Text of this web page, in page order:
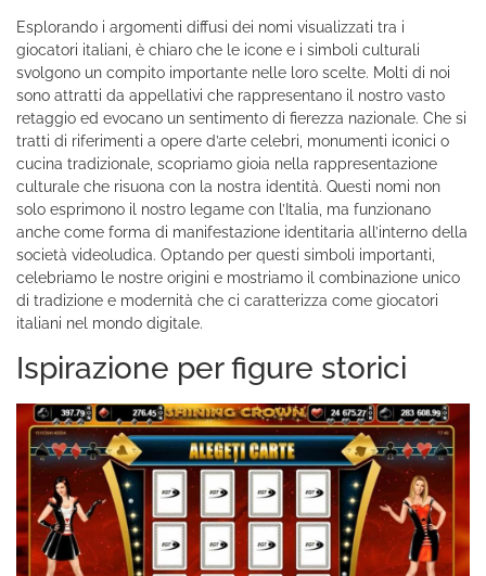
Esplorando i argomenti diffusi dei nomi visualizzati tra i
giocatori italiani, è chiaro che le icone e i simboli culturali
svolgono un compito importante nelle loro scelte. Molti di noi
sono attratti da appellativi che rappresentano il nostro vasto
retaggio ed evocano un sentimento di fierezza nazionale. Che si
tratti di riferimenti a opere d’arte celebri, monumenti iconici o
cucina tradizionale, scopriamo gioia nella rappresentazione
culturale che risuona con la nostra identità. Questi nomi non
solo esprimono il nostro legame con l’Italia, ma funzionano
anche come forma di manifestazione identitaria all’interno della
società videoludica. Optando per questi simboli importanti,
celebriamo le nostre origini e mostriamo il combinazione unico
di tradizione e modernità che ci caratterizza come giocatori
italiani nel mondo digitale.
Ispirazione per figure storici